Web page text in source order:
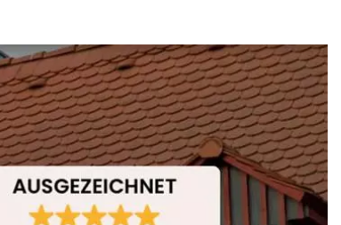
Ihr Dachdeckermeister: ✓Dachfenster,